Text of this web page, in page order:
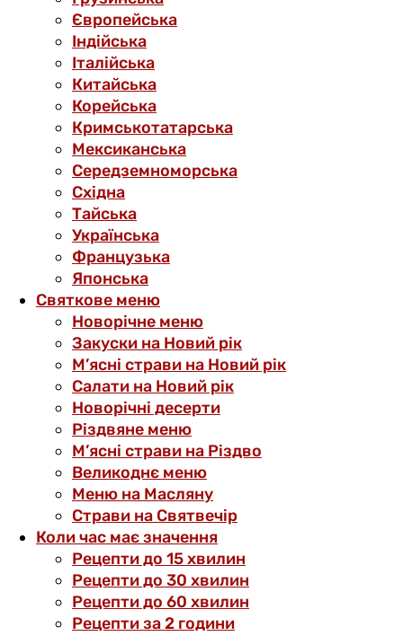
Європейська
Індійська
Італійська
Китайська
Корейська
Кримськотатарська
Мексиканська
Середземноморська
Східна
Тайська
Українська
Французька
Японська
Святкове меню
Новорічне меню
Закуски на Новий рік
М’ясні страви на Новий рік
Салати на Новий рік
Новорічні десерти
Різдвяне меню
М’ясні страви на Різдво
Великоднє меню
Меню на Масляну
Страви на Святвечір
Коли час має значення
Рецепти до 15 хвилин
Рецепти до 30 хвилин
Рецепти до 60 хвилин
Рецепти за 2 години